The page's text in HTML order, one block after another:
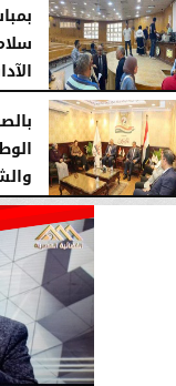
الأربعاء، 5 أغسطس 2026
الثلاثاء، 4 أغسطس 2026 11:31 مـ